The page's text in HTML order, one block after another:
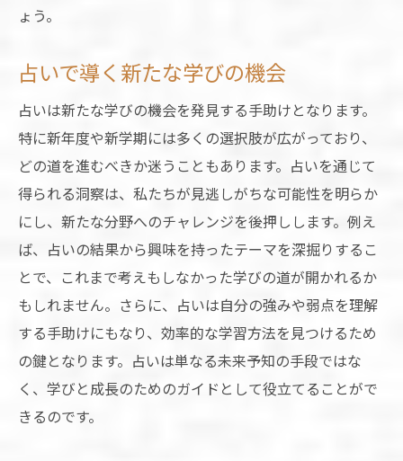
ょう。
占いで導く新たな学びの機会
占いは新たな学びの機会を発見する手助けとなります。
特に新年度や新学期には多くの選択肢が広がっており、
どの道を進むべきか迷うこともあります。占いを通じて
得られる洞察は、私たちが見逃しがちな可能性を明らか
にし、新たな分野へのチャレンジを後押しします。例え
ば、占いの結果から興味を持ったテーマを深掘りするこ
とで、これまで考えもしなかった学びの道が開かれるか
もしれません。さらに、占いは自分の強みや弱点を理解
する手助けにもなり、効率的な学習方法を見つけるため
の鍵となります。占いは単なる未来予知の手段ではな
く、学びと成長のためのガイドとして役立てることがで
きるのです。